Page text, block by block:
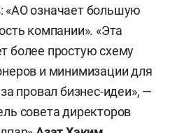
: «АО означает большую
компании». «Эта
более простую схему
и минимизации для
провал бизнес-идеи», —
совета директоров